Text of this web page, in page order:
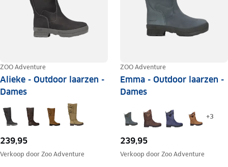
ZOO Adventure
Alieke - Outdoor laarzen -
Dames
239,95
Verkoop doorZoo Adventure
ZOO Adventure
Emma - Outdoor laarzen -
Dames
+3
239,95
Verkoop doorZoo Adventure